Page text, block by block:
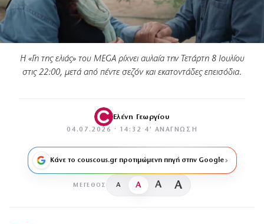
Η «Γη της ελιάς» του MEGA ρίχνει αυλαία την Τετάρτη 8 Ιουλίου
στις 22:00, μετά από πέντε σεζόν και εκατοντάδες επεισόδια.
Ελένη Γεωργίου
04.07.2026 · 14:32 · 4′ ΑΝΆΓΝΩΣΗ
Κάνε το couscous.gr προτιμώμενη πηγή στην Google
ΜΈΓΕΘΟΣ A A A A